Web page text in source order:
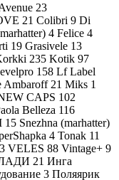
23
21 Colibri 9 Di
4 Felice 4
19 Grasivele 13
235 Kotik 97
158 Lf Label
Ambaroff 21 Miks 1
CAPS 102
Belleza 116
15 Snezhna (marhatter)
4 Tonak 11
VELES 88 Vintage+ 9
21 Инга
3 Поляярик